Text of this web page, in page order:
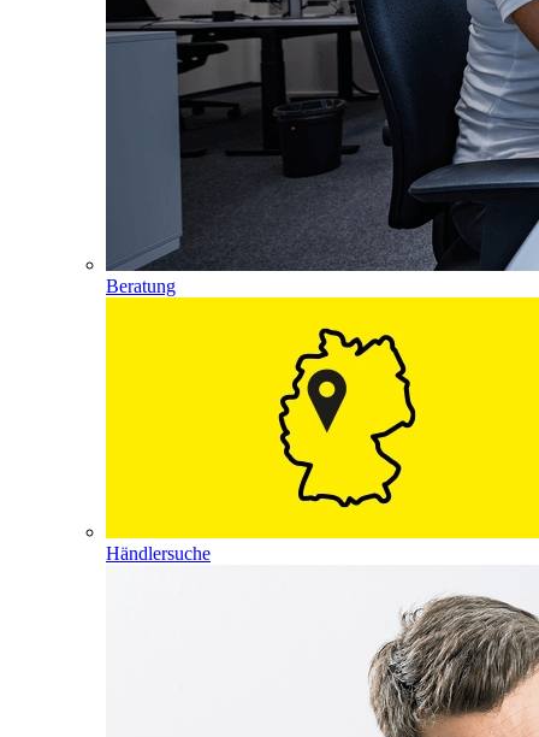
Beratung
Händlersuche